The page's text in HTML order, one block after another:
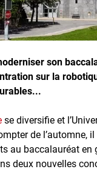
son
sur la
se diversifie et
de l’automne,
au baccalauréat en
deux nouvelles